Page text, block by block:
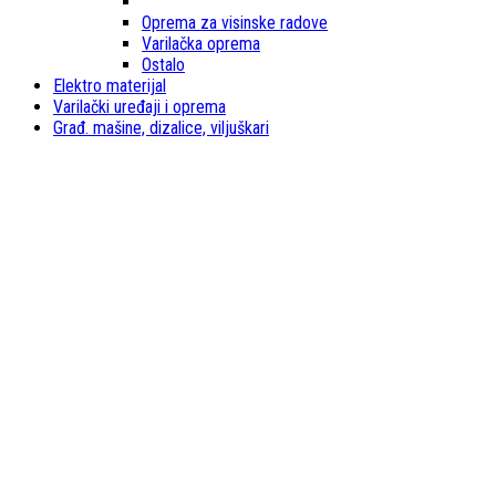
Oprema za visinske radove
Varilačka oprema
Ostalo
Elektro materijal
Varilački uređaji i oprema
Građ. mašine, dizalice, viljuškari